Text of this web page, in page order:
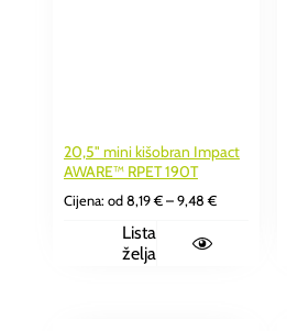
20,5" mini kišobran Impact
AWARE™ RPET 190T
Cijena: od 8,19€ – 9,48€Raspon
Lista
želja